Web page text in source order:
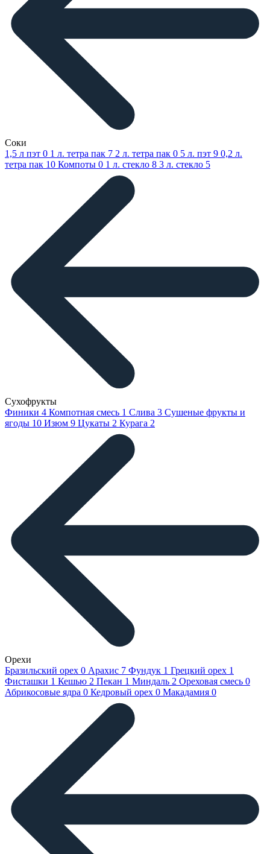
Соки
1,5 л пэт 0 1 л. тетра пак 7 2 л. тетра пак 0 5 л. пэт 9 0,2 л.
тетра пак 10 Компоты 0 1 л. стекло 8 3 л. стекло 5
Сухофрукты
Финики 4 Компотная смесь 1 Слива 3 Сушеные фрукты и
ягоды 10 Изюм 9 Цукаты 2 Курага 2
Орехи
Бразильский орех 0 Арахис 7 Фундук 1 Грецкий орех 1
Фисташки 1 Кешью 2 Пекан 1 Миндаль 2 Ореховая смесь 0
Абрикосовые ядра 0 Кедровый орех 0 Макадамия 0